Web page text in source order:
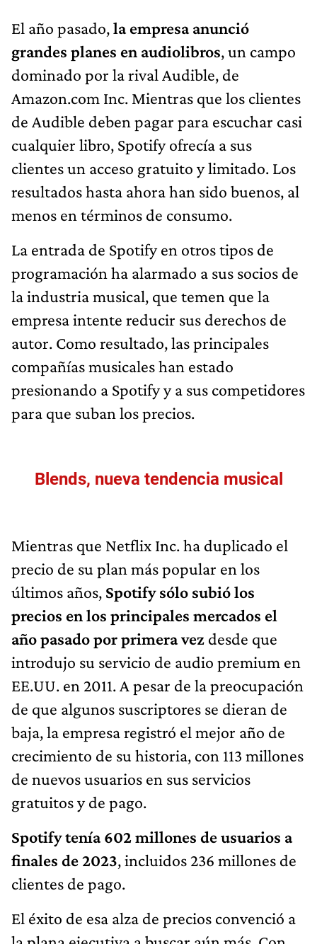
El año pasado,la empresa anunció
grandes planes en audiolibros, un campo
dominado por la rival Audible, de
Amazon.com Inc. Mientras que los clientes
de Audible deben pagar para escuchar casi
cualquier libro, Spotify ofrecía a sus
clientes un acceso gratuito y limitado. Los
resultados hasta ahora han sido buenos, al
menos en términos de consumo.
La entrada de Spotify en otros tipos de
programación ha alarmado a sus socios de
la industria musical, que temen que la
empresa intente reducir sus derechos de
autor. Como resultado, las principales
compañías musicales han estado
presionando a Spotify y a sus competidores
para que suban los precios.
Blends, nueva tendencia musical
Mientras que Netflix Inc. ha duplicado el
precio de su plan más popular en los
últimos años, Spotify sólo subió los
precios en los principales mercados el
año pasado por primera vez desde que
introdujo su servicio de audio premium en
EE.UU. en 2011. A pesar de la preocupación
de que algunos suscriptores se dieran de
baja, la empresa registró el mejor año de
crecimiento de su historia, con 113 millones
de nuevos usuarios en sus servicios
gratuitos y de pago.
Spotify tenía 602 millones de usuarios a
finales de 2023, incluidos 236 millones de
clientes de pago.
El éxito de esa alza de precios convenció a